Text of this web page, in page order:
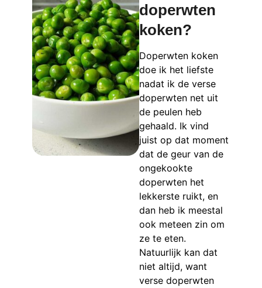
doperwten
koken?
Doperwten koken
doe ik het liefste
nadat ik de verse
doperwten net uit
de peulen heb
gehaald. Ik vind
juist op dat moment
dat de geur van de
ongekookte
doperwten het
lekkerste ruikt, en
dan heb ik meestal
ook meteen zin om
ze te eten.
Natuurlijk kan dat
niet altijd, want
verse doperwten